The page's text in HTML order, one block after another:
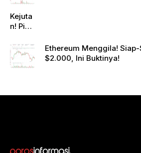
Kejuta
n! Pi
rk
Gande
ng
Eropa,
Ethereum Menggila!
$2.000, Ini Buktinya!